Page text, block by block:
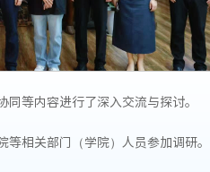
等内容进行了深入交流与探讨。
相关部门（学院）人员参加调研。